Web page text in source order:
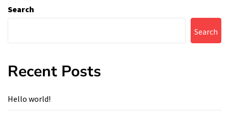
Search
Search
Recent Posts
Hello world!